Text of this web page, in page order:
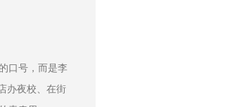
口号，而是李
办夜校、在街